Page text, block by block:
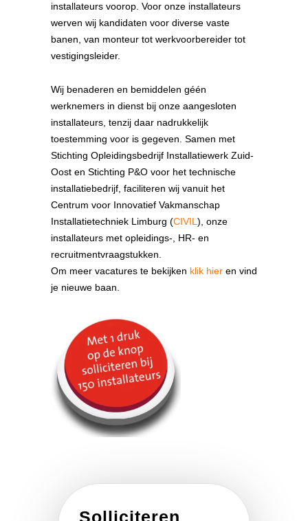
installateurs voorop. Voor onze installateurs
werven wij kandidaten voor diverse vaste
banen, van monteur tot werkvoorbereider tot
vestigingsleider.
Wij benaderen en bemiddelen géén
werknemers in dienst bij onze aangesloten
installateurs, tenzij daar nadrukkelijk
toestemming voor is gegeven. Samen met
Stichting Opleidingsbedrijf Installatiewerk Zuid-
Oost en Stichting P&O voor het technische
installatiebedrijf, faciliteren wij vanuit het
Centrum voor Innovatief Vakmanschap
Installatietechniek Limburg (CIVIL ), onze
installateurs met opleidings-, HR- en
recruitmentvraagstukken.
Om meer vacatures te bekijken klik hier en vind
je nieuwe baan.
Solliciteren